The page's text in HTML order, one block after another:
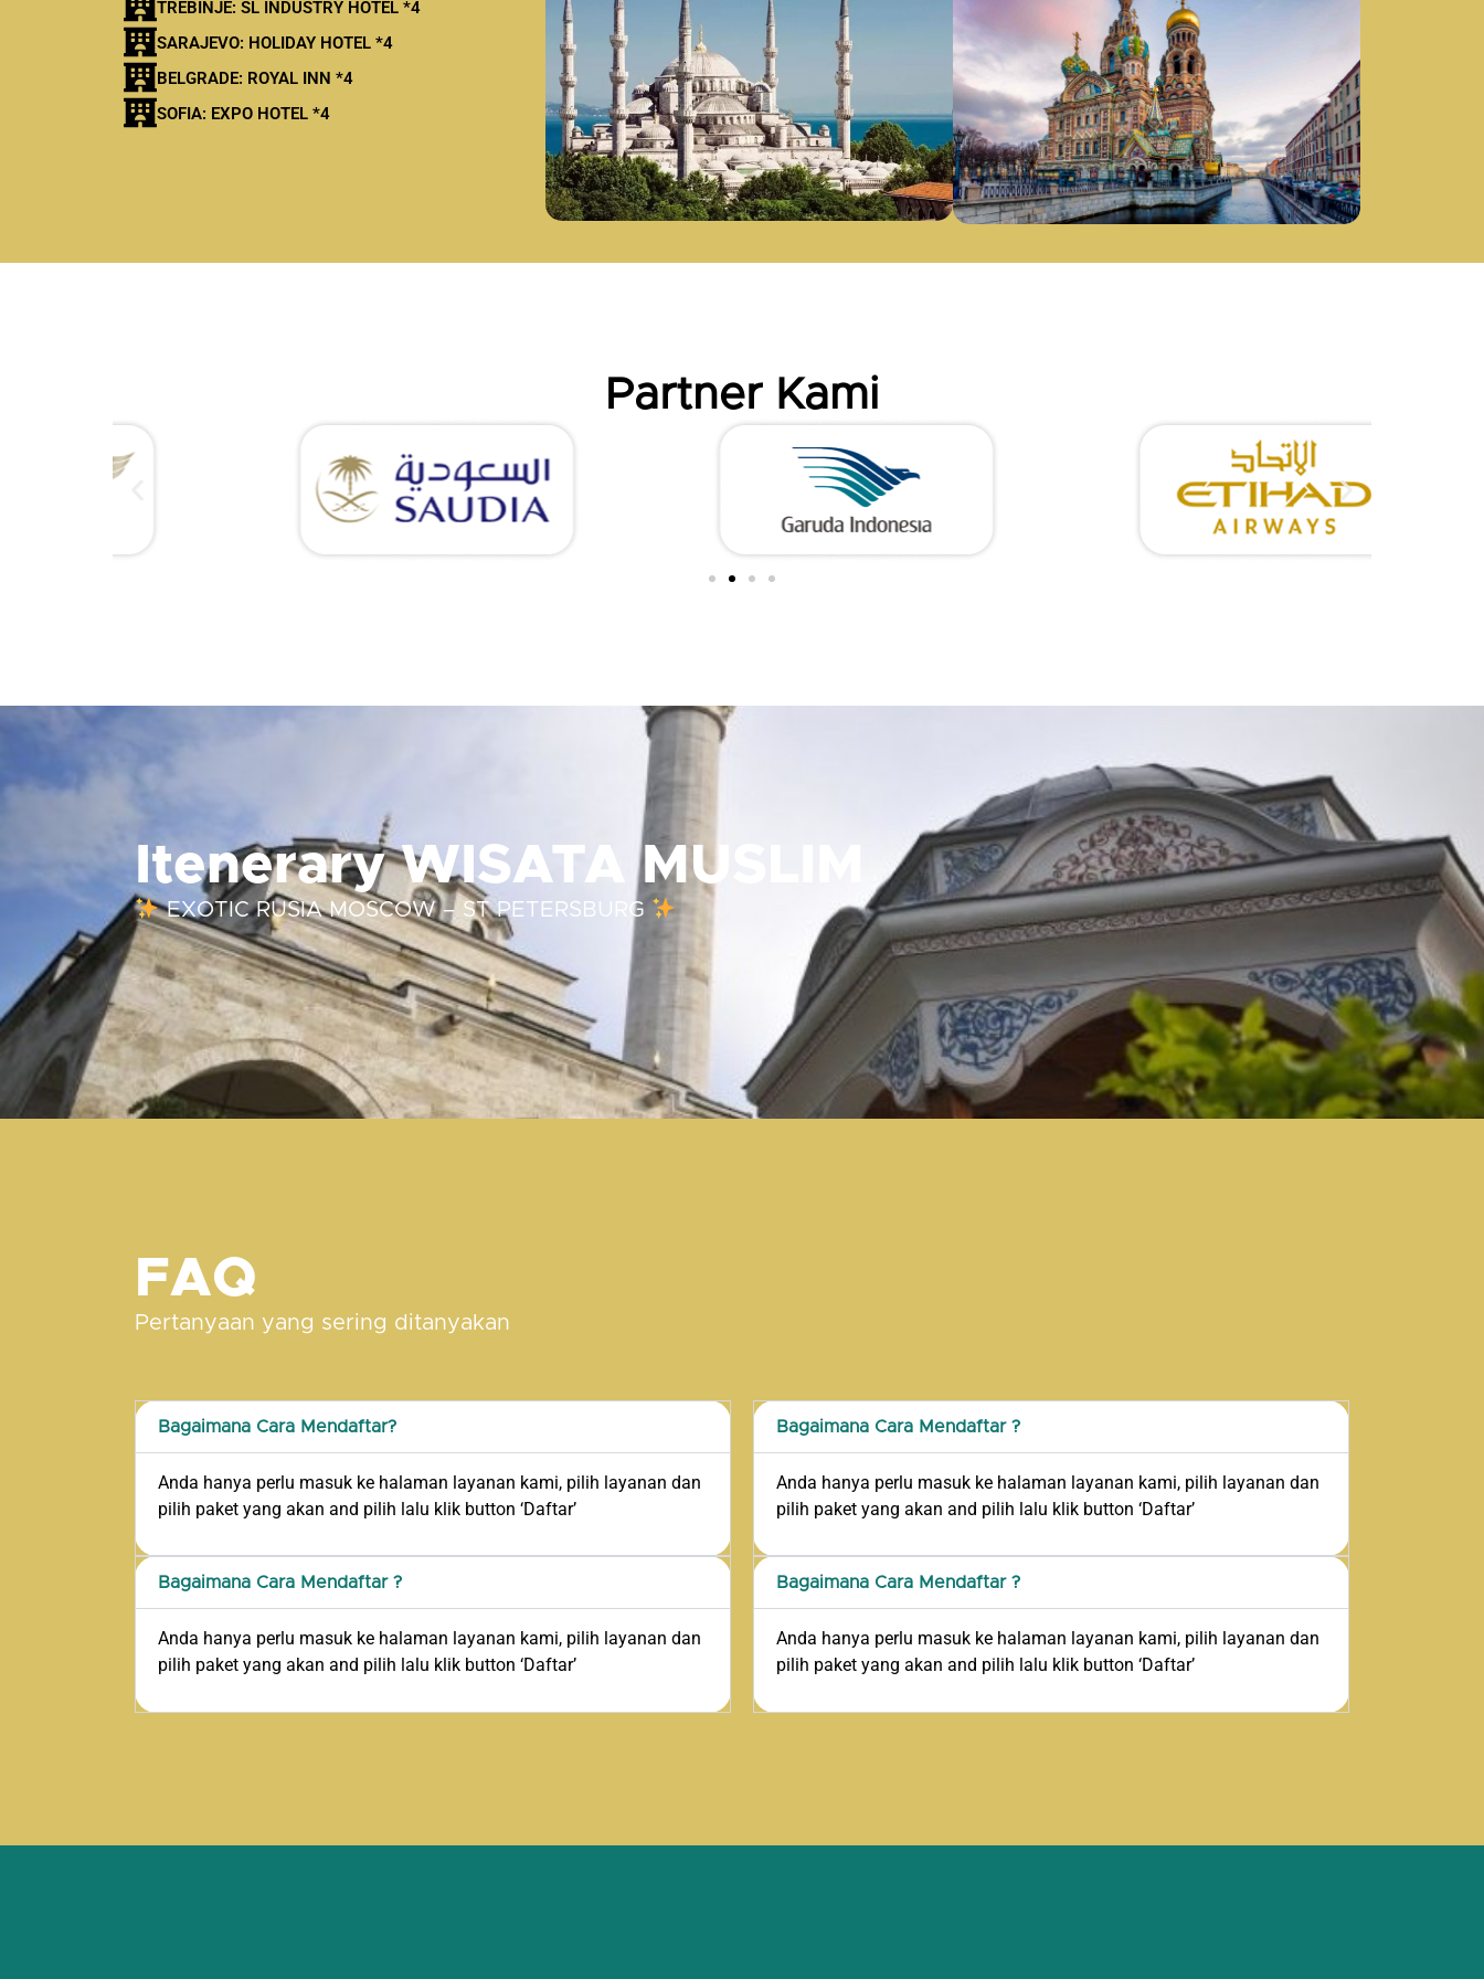
TREBINJE: SL INDUSTRY HOTEL *4
SARAJEVO: HOLIDAY HOTEL *4
BELGRADE: ROYAL INN *4
SOFIA: EXPO HOTEL *4
Partner Kami
Itenerary WISATA MUSLIM
EXOTIC RUSIA MOSCOW – ST PETERSBURG
FAQ
Pertanyaan yang sering ditanyakan
Bagaimana Cara Mendaftar?
Anda hanya perlu masuk ke halaman layanan kami, pilih layanan dan
pilih paket yang akan and pilih lalu klik button ‘Daftar’
Bagaimana Cara Mendaftar ?
Anda hanya perlu masuk ke halaman layanan kami, pilih layanan dan
pilih paket yang akan and pilih lalu klik button ‘Daftar’
Bagaimana Cara Mendaftar ?
Anda hanya perlu masuk ke halaman layanan kami, pilih layanan dan
pilih paket yang akan and pilih lalu klik button ‘Daftar’
Bagaimana Cara Mendaftar ?
Anda hanya perlu masuk ke halaman layanan kami, pilih layanan dan
pilih paket yang akan and pilih lalu klik button ‘Daftar’